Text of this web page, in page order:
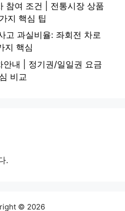
참여 조건 | 전통시장 상품
지 핵심 팁
고 과실비율: 좌회전 차로
지 핵심
안내 | 정기권/일일권 요금
비교
.
© 2026